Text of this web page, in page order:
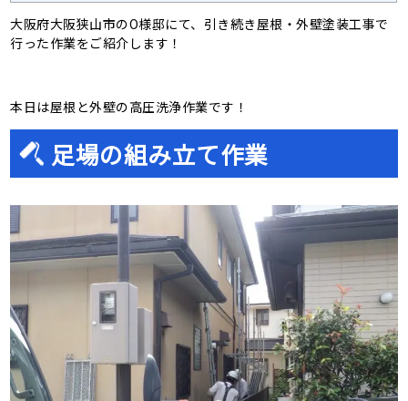
大阪府大阪狭山市のO様邸にて、引き続き屋根・外壁塗装工事で
行った作業をご紹介します！
本日は屋根と外壁の高圧洗浄作業です！
足場の組み立て作業